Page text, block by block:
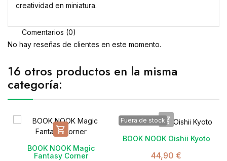
creatividad en miniatura.
Comentarios (0)
No hay reseñas de clientes en este momento.
16 otros productos en la misma
categoría:

BOOK NOOK Magic
Fantasy Corner
Fuera de stock
BOOK NOOK Oishii Kyoto
44,90 €